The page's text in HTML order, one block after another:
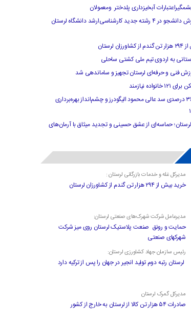
آبخیزداری پلدختر ومعمولان
مجوز پذیرش دانشجو در ۴ رشته جدید کارشناسی‌ارشد دانشگاه لرستان
لرستان
نیازمند
پیشرفت ۳۶ درصدی سد عالی محمود الیگودرز و چشم‌انداز بهره‌برداری
لرستان؛ حماسه‌ای از عشق حسینی و تجدید میثاق با آرمان‌های
مدیرکل غله و خدمات بازرگانی لرستان :
خرید بیش از ۲۹۴ هزار تن گندم از کشاورزان لرستان
مدیرعامل شرکت شهرک‌های صنعتی لرستان:
حمایت و رونق صنعت پلاستیک لرستان روی میز شرکت
شهرکهای صنعتی
رئیس سازمان جهاد کشاورزی لرستان:
لرستان رتبه دوم تولید انجیر در جهان را پس از ترکیه دارد
مدیرکل گمرک لرستان
صادرات ۵۴ هزار تن کالا از لرستان به خارج از کشور